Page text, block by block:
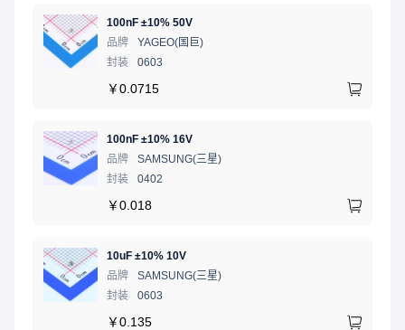
100nF ±10% 50V
品牌
YAGEO(国巨)
封装
0603
￥0.0715
100nF ±10% 16V
品牌
SAMSUNG(三星)
封装
0402
￥0.018
10uF ±10% 10V
品牌
SAMSUNG(三星)
封装
0603
￥0.135